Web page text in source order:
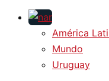
América
Mundo
Uruguay